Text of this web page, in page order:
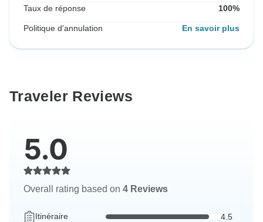
Taux de réponse 100%
Politique d'annulation En savoir plus
Traveler Reviews
5.0
Overall rating based on 4 Reviews
Itinéraire 4.5